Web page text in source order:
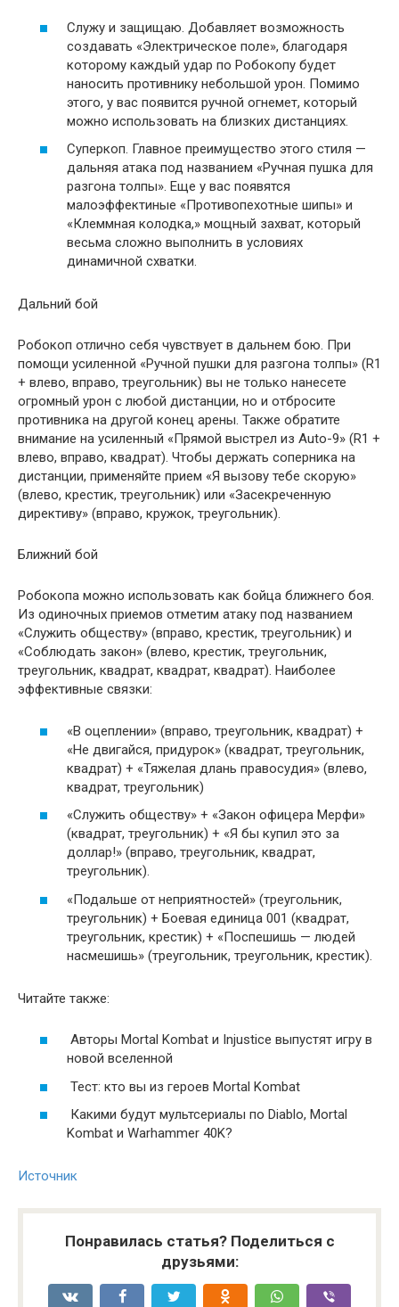
Служу и защищаю. Добавляет возможность
создавать «Электрическое поле», благодаря
которому каждый удар по Робокопу будет
наносить противнику небольшой урон. Помимо
этого, у вас появится ручной огнемет, который
можно использовать на близких дистанциях.
Суперкоп. Главное преимущество этого стиля —
дальняя атака под названием «Ручная пушка для
разгона толпы». Еще у вас появятся
малоэффектиные «Противопехотные шипы» и
«Клеммная колодка,» мощный захват, который
весьма сложно выполнить в условиях
динамичной схватки.
Дальний бой
Робокоп отлично себя чувствует в дальнем бою. При
помощи усиленной «Ручной пушки для разгона толпы» (R1
+ влево, вправо, треугольник) вы не только нанесете
огромный урон с любой дистанции, но и отбросите
противника на другой конец арены. Также обратите
внимание на усиленный «Прямой выстрел из Auto-9» (R1 +
влево, вправо, квадрат). Чтобы держать соперника на
дистанции, применяйте прием «Я вызову тебе скорую»
(влево, крестик, треугольник) или «Засекреченную
директиву» (вправо, кружок, треугольник).
Ближний бой
Робокопа можно использовать как бойца ближнего боя.
Из одиночных приемов отметим атаку под названием
«Служить обществу» (вправо, крестик, треугольник) и
«Соблюдать закон» (влево, крестик, треугольник,
треугольник, квадрат, квадрат, квадрат). Наиболее
эффективные связки:
«В оцеплении» (вправо, треугольник, квадрат) +
«Не двигайся, придурок» (квадрат, треугольник,
квадрат) + «Тяжелая длань правосудия» (влево,
квадрат, треугольник)
«Служить обществу» + «Закон офицера Мерфи»
(квадрат, треугольник) + «Я бы купил это за
доллар!» (вправо, треугольник, квадрат,
треугольник).
«Подальше от неприятностей» (треугольник,
треугольник) + Боевая единица 001 (квадрат,
треугольник, крестик) + «Поспешишь — людей
насмешишь» (треугольник, треугольник, крестик).
Читайте также:
Авторы Mortal Kombat и Injustice выпустят игру в
новой вселенной
Тест: кто вы из героев Mortal Kombat
Какими будут мультсериалы по Diablo, Mortal
Kombat и Warhammer 40K?
Источник
Понравилась статья? Поделиться с
друзьями: